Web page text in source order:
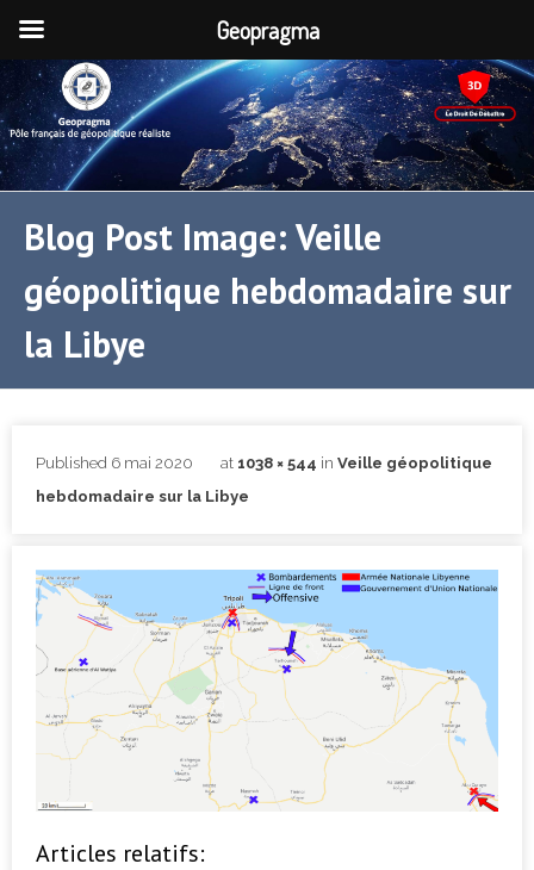
Blog Post Image: Veille
géopolitique hebdomadaire sur
la Libye
Published 6 mai 2020 at 1038 × 544 in Veille géopolitique
hebdomadaire sur la Libye
Articles relatifs:
Geopragma